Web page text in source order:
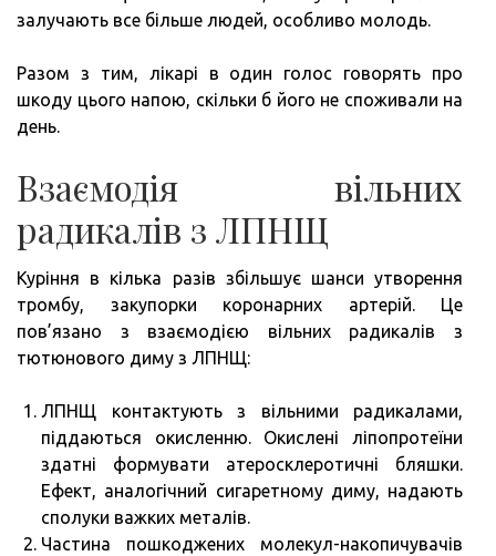
залучають все більше людей, особливо молодь.
Разом з тим, лікарі в один голос говорять про
шкоду цього напою, скільки б його не споживали на
день.
Взаємодія вільних
радикалів з ЛПНЩ
Куріння в кілька разів збільшує шанси утворення
тромбу, закупорки коронарних артерій. Це
пов’язано з взаємодією вільних радикалів з
тютюнового диму з ЛПНЩ:
ЛПНЩ контактують з вільними радикалами,
піддаються окисленню. Окислені ліпопротеїни
здатні формувати атеросклеротичні бляшки.
Ефект, аналогічний сигаретному диму, надають
сполуки важких металів.
Частина пошкоджених молекул-накопичувачів